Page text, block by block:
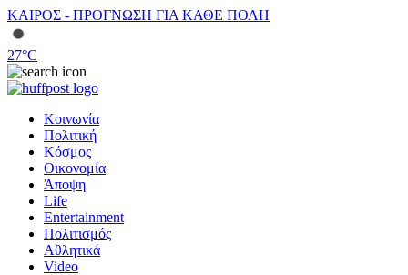
ΚΑΙΡΟΣ - ΠΡΟΓΝΩΣΗ ΓΙΑ ΚΑΘΕ ΠΟΛΗ
27°C
Κοινωνία
Πολιτική
Κόσμος
Οικονομία
Άποψη
Life
Entertainment
Πολιτισμός
Αθλητικά
Video